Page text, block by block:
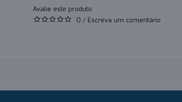
0 / Escreva um comentário